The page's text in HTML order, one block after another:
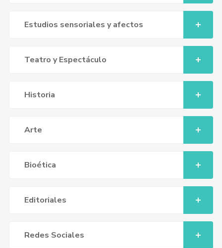
Estudios sensoriales y afectos
Teatro y Espectáculo
Historia
Arte
Bioética
Editoriales
Redes Sociales